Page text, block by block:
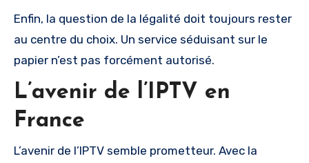
Enfin, la question de la légalité doit toujours rester
au centre du choix. Un service séduisant sur le
papier n’est pas forcément autorisé.
L’avenir de l’IPTV en
France
L’avenir de l’IPTV semble prometteur. Avec la